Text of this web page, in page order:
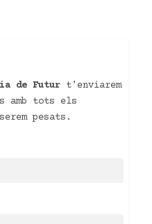
de Futurt'enviarem
amb tots els
pesats.